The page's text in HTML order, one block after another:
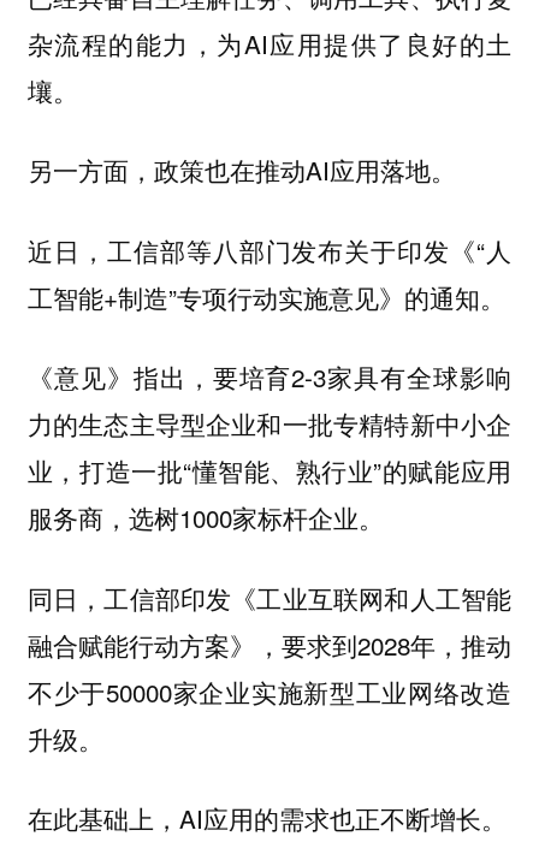
杂流程的能力，为AI应用提供了良好的土
壤。
另一方面，政策也在推动AI应用落地。
近日，工信部等八部门发布关于印发《“人
工智能+制造”专项行动实施意见》的通知。
《意见》指出，要培育2-3家具有全球影响
力的生态主导型企业和一批专精特新中小企
业，打造一批“懂智能、熟行业”的赋能应用
服务商，选树1000家标杆企业。
同日，工信部印发《工业互联网和人工智能
融合赋能行动方案》，要求到2028年，推动
不少于50000家企业实施新型工业网络改造
升级。
在此基础上，AI应用的需求也正不断增长。